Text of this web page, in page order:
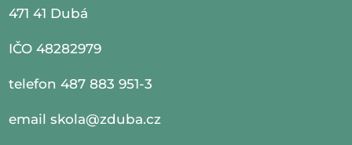
471 41 Dubá
IČO 48282979
telefon 487 883 951-3
emailskola@zduba.cz